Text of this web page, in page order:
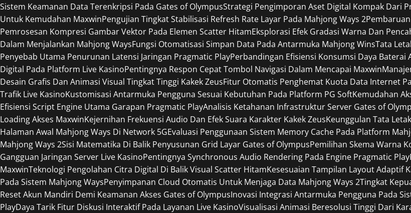
Sistem Keamanan Data Terenkripsi Pada Gates of OlympusStrategi Pengimporan Aset Digital Kompak Dari
Untuk Kemudahan MaxwinPengujian Tingkat Stabilisasi Refresh Rate Layar Pada Mahjong Ways 2
Pemrosesan Kompresi Gambar Vektor Pada Elemen Scatter HitamEksplorasi Efek Gradasi Warna Dan
Dalam Menjalankan Mahjong WaysFungsi Otomatisasi Simpan Data Pada Antarmuka Mahjong WinsTata
Penyebab Utama Penurunan Latensi Jaringan Pragmatic PlayPerbandingan Efisiensi Konsumsi Daya Baterai
Digital Pada Platform Live KasinoPentingnya Respon Cepat Tombol Navigasi Dalam Mencapai Maxwin
Desain Grafis Dan Animasi Visual Tingkat Tinggi Kakek ZeusFitur Otomatis Penghemat Kuota Data Internet
Trafik Live KasinoKustomisasi Antarmuka Pengguna Sesuai Kebutuhan Pada Platform PG SoftKemudahan
Efisiensi Script Engine Utama Garapan Pragmatic PlayAnalisis Ketahanan Infrastruktur Server Gates of
Loading Akses MaxwinKejernihan Frekuensi Audio Dan Efek Suara Karakter Kakek ZeusKeunggulan Tata
Halaman Awal Mahjong Ways Di Network 5GEvaluasi Penggunaan Sistem Memory Cache Pada Platform
Mahjong Ways 2Sisi Matematika Di Balik Penyusunan Grid Layar Gates of OlympusPemilihan Skema Warna
Gangguan Jaringan Server Live KasinoPentingnya Synchronous Audio Rendering Pada Engine Pragmatic Play
MaxwinTeknologi Pengolahan Citra Digital Di Balik Visual Scatter HitamKesesuaian Tampilan Layout Adaptif
Pada Sistem Mahjong WaysPenyimpanan Cloud Otomatis Untuk Menjaga Data Mahjong Ways 2Tingkat
Reset Akun Mandiri Demi Keamanan Akses Gates of OlympusInovasi Integrasi Antarmuka Pengguna Pada
PlayDaya Tarik Fitur Diskusi Interaktif Pada Layanan Live KasinoVisualisasi Animasi Beresolusi Tinggi Dari